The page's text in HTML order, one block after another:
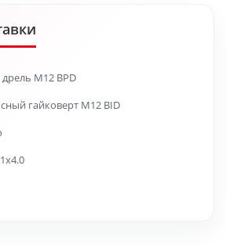
M12 BPD
гайковерт M12 BID